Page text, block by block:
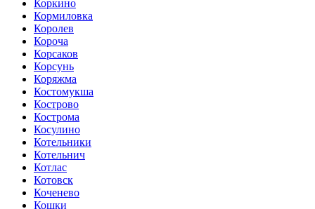
Коркино
Кормиловка
Королев
Короча
Корсаков
Корсунь
Коряжма
Костомукша
Кострово
Кострома
Косулино
Котельники
Котельнич
Котлас
Котовск
Коченево
Кошки